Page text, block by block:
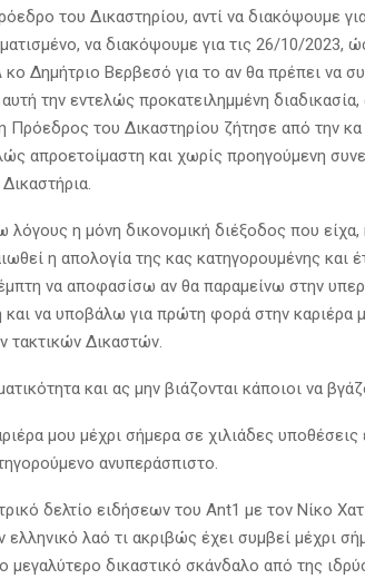
του Δικαστηρίου, αντί να διακόψουμε
να διακόψουμε για τις 26/10/2023,
Δημήτριο Βερβεσό για το αν θα πρέπει να
την εντελώς προκατειλημμένη
Πρόεδρος του Δικαστηρίου ζήτησε από την
απροετοίμαστη και χωρίς προηγούμενη
λόγους η μόνη δικονομική διέξοδος που είχα,
η απολογία της κας κατηγορουμένης και
να αποφασίσω αν θα παραμείνω στην
και να υποβάλω για πρώτη φορά στην καριέρα
τακτικών Δικαστών.
και ας μην βιάζονται κάποιοι να
μου μέχρι σήμερα σε χιλιάδες υποθέσεις
ανυπεράσπιστο.
δελτίο ειδήσεων του Ant1 με τον Νίκο
λαό τι ακριβώς έχει συμβεί μέχρι
μεγαλύτερο δικαστικό σκάνδαλο από της